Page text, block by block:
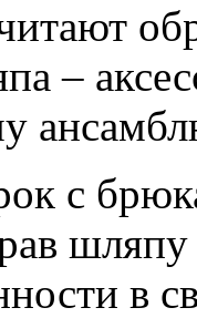
–
с
шляпу
в